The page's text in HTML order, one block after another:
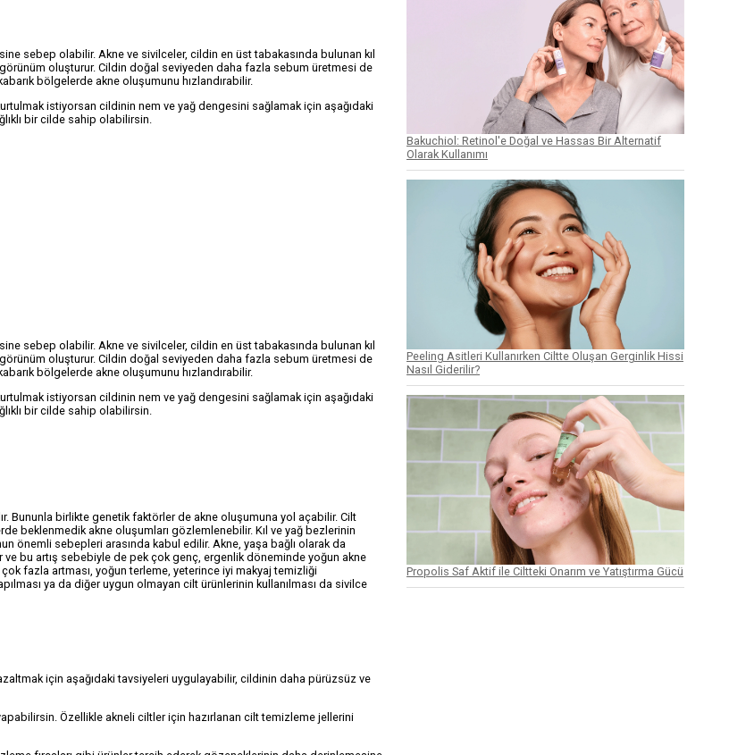
sebep olabilir. Akne ve sivilceler, cildin en üst tabakasında bulunan kıl
oluşturur. Cildin doğal seviyeden daha fazla sebum üretmesi de
bölgelerde akne oluşumunu hızlandırabilir.
istiyorsan cildinin nem ve yağ dengesini sağlamak için aşağıdaki
bir cilde sahip olabilirsin.
sebep olabilir. Akne ve sivilceler, cildin en üst tabakasında bulunan kıl
oluşturur. Cildin doğal seviyeden daha fazla sebum üretmesi de
bölgelerde akne oluşumunu hızlandırabilir.
istiyorsan cildinin nem ve yağ dengesini sağlamak için aşağıdaki
bir cilde sahip olabilirsin.
Bununla birlikte genetik faktörler de akne oluşumuna yol açabilir. Cilt
beklenmedik akne oluşumları gözlemlenebilir. Kıl ve yağ bezlerinin
önemli sebepleri arasında kabul edilir. Akne, yaşa bağlı olarak da
bu artış sebebiyle de pek çok genç, ergenlik döneminde yoğun akne
çok fazla artması, yoğun terleme, yeterince iyi makyaj temizliği
ya da diğer uygun olmayan cilt ürünlerinin kullanılması da sivilce
için aşağıdaki tavsiyeleri uygulayabilir, cildinin daha pürüzsüz ve
Özellikle akneli ciltler için hazırlanan cilt temizleme jellerini
Bakuchiol: Retinol'e Doğal ve Hassas Bir Alternatif
Olarak Kullanımı
Peeling Asitleri Kullanırken Ciltte Oluşan Gerginlik Hissi
Nasıl Giderilir?
Propolis Saf Aktif ile Ciltteki Onarım ve Yatıştırma Gücü